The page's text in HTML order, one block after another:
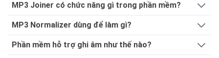
MP3 Joiner có chức năng gì trong phần mềm?
MP3 Normalizer dùng để làm gì?
Phần mềm hỗ trợ ghi âm như thế nào?